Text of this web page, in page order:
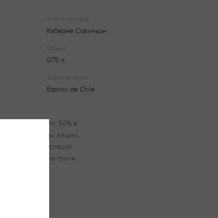
Сорт винограда
Каберне Совиньон
Объем
0.75 л.
Торговая марка
Espiritu de Chile
емкости, 50% в
смородины, вишни,
табака и специй.
и дичью на гриле.